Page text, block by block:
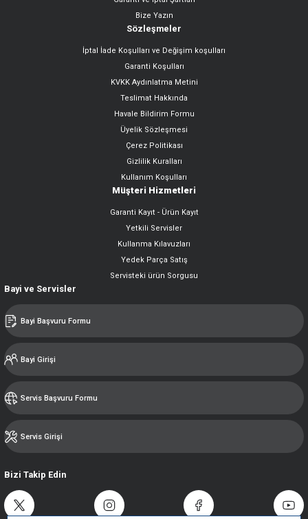
Bize Yazın
Sözleşmeler
İptal İade Koşulları ve Değişim koşulları
Garanti Koşulları
KVKK Aydınlatma Metini
Teslimat Hakkında
Havale Bildirim Formu
Üyelik Sözleşmesi
Çerez Politikası
Gizlilik Kuralları
Kullanım Koşulları
Müşteri Hizmetleri
Garanti Kayıt - Ürün Kayıt
Yetkili Servisler
Kullanma Kılavuzları
Yedek Parça Satış
Servisteki ürün Sorgusu
Bayi ve Servisler
Bayi Başvuru Formu
Bayi Girişi
Servis Başvuru Formu
Servis Girişi
Bizi Takip Edin